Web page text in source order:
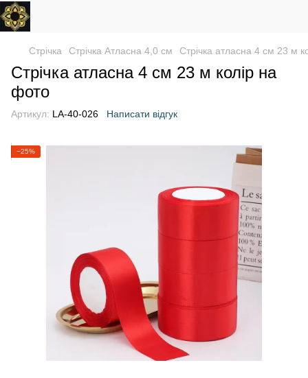
Стрічка Стрічка Атласна 4,0 см Стрічка атласна 4 см 23 м
Стрічка атласна 4 см 23 м колір на
фото
Артикул: LA-40-026 Написати відгук
−25%